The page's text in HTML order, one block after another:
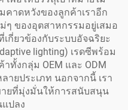
คาดหวังของลูกค้าเราอีก
ๆ ของอุตสาหกรรมอยู่เสมอ
กี่ยวข้องกับระบบอัจฉริยะ
lighting) เรดซีพร้อม
ทั้งกลุ่ม OEM และ ODM
ยประเภท นอกจากนี้ เรา
ยที่มุ่งมั่นให้การสนับสนุน
แปลง